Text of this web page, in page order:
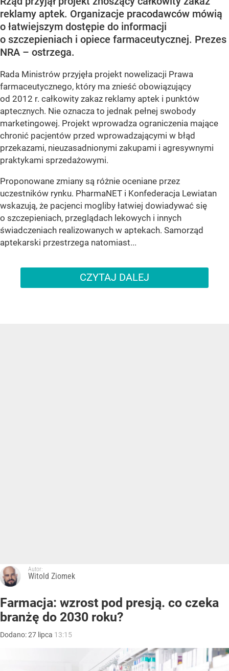
reklamy aptek. Organizacje pracodawców mówią
o łatwiejszym dostępie do informacji
o szczepieniach i opiece farmaceutycznej. Prezes
NRA – ostrzega.
Rada Ministrów przyjęła projekt nowelizacji Prawa
farmaceutycznego, który ma znieść obowiązujący
od 2012 r. całkowity zakaz reklamy aptek i punktów
aptecznych. Nie oznacza to jednak pełnej swobody
marketingowej. Projekt wprowadza ograniczenia mające
chronić pacjentów przed wprowadzającymi w błąd
przekazami, nieuzasadnionymi zakupami i agresywnymi
praktykami sprzedażowymi.
Proponowane zmiany są różnie oceniane przez
uczestników rynku. PharmaNET i Konfederacja Lewiatan
wskazują, że pacjenci mogliby łatwiej dowiadywać się
o szczepieniach, przeglądach lekowych i innych
świadczeniach realizowanych w aptekach. Samorząd
aptekarski przestrzega natomiast...
CZYTAJ DALEJ
Autor:
Witold Ziomek
Farmacja: wzrost pod presją. co czeka
branżę do 2030 roku?
Dodano:27 lipca 13:15